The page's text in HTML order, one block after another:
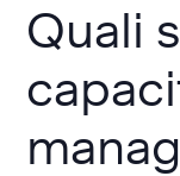
Quali